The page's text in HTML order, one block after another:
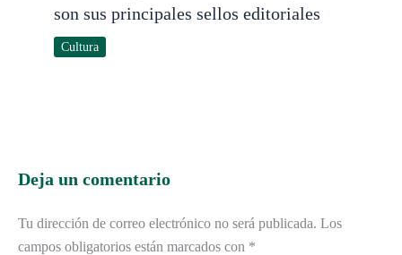
son sus principales sellos editoriales
Cultura
Deja un comentario
Tu dirección de correo electrónico no será publicada. Los
campos obligatorios están marcados con *